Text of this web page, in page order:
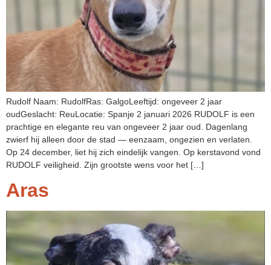
Rudolf Naam: RudolfRas: GalgoLeeftijd: ongeveer 2 jaar
oudGeslacht: ReuLocatie: Spanje 2 januari 2026 RUDOLF is een
prachtige en elegante reu van ongeveer 2 jaar oud. Dagenlang
zwierf hij alleen door de stad — eenzaam, ongezien en verlaten.
Op 24 december, liet hij zich eindelijk vangen. Op kerstavond vond
RUDOLF veiligheid. Zijn grootste wens voor het […]
Aras